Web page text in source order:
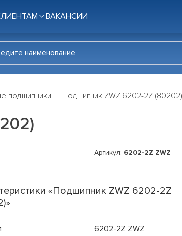
ВАКАНСИИ
подшипники Подшипник ZWZ 6202-2Z (80202)
Артикул: 6202-2Z ZWZ
«Подшипник ZWZ 6202-2Z
6202-2Z ZWZ